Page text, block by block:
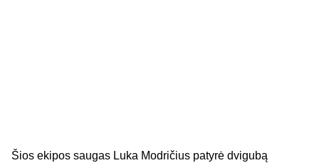
Šios ekipos saugas Luka Modričius patyrė dvigubą